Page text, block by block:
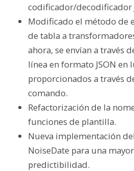
codificador/decodificador
Modificado el método de
de tabla a
ahora, se envían a través
línea en formato JSON en
proporcionados a través
comando.
Refactorización de la
funciones de plantilla.
Nueva implementación
NoiseDate para una
predictibilidad.